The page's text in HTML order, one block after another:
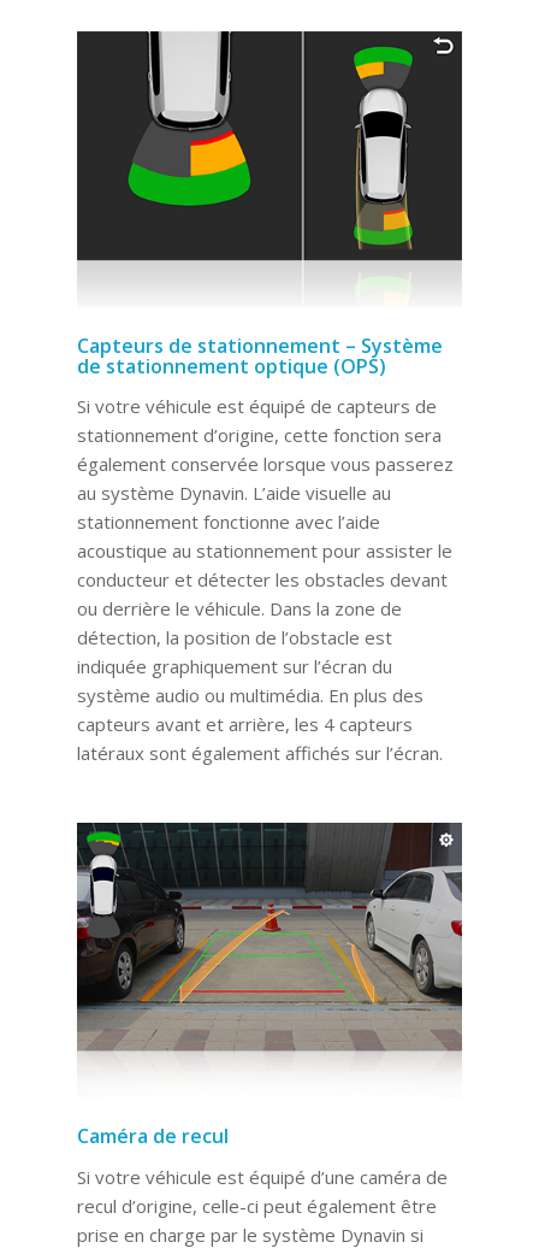
Capteurs de stationnement – Système
de stationnement optique (OPS)
Si votre véhicule est équipé de capteurs de
stationnement d’origine, cette fonction sera
également conservée lorsque vous passerez
au système Dynavin. L’aide visuelle au
stationnement fonctionne avec l’aide
acoustique au stationnement pour assister le
conducteur et détecter les obstacles devant
ou derrière le véhicule. Dans la zone de
détection, la position de l’obstacle est
indiquée graphiquement sur l’écran du
système audio ou multimédia. En plus des
capteurs avant et arrière, les 4 capteurs
latéraux sont également affichés sur l’écran.
Caméra de recul
Si votre véhicule est équipé d’une caméra de
recul d’origine, celle-ci peut également être
prise en charge par le système Dynavin si